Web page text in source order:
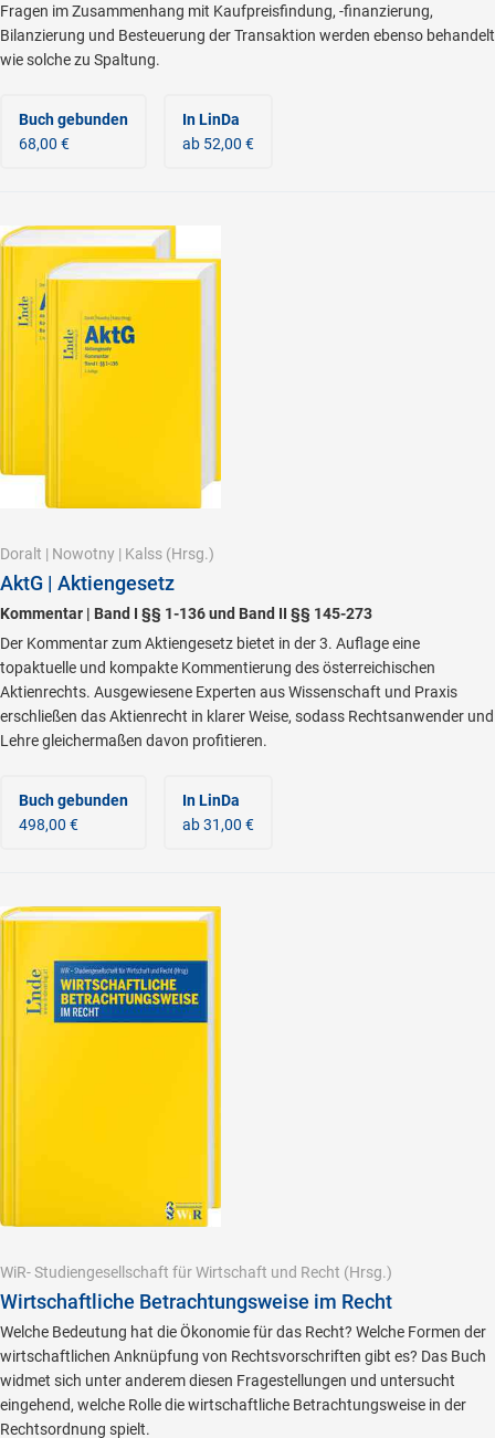
Fragen im Zusammenhang mit Kaufpreisfindung, -finanzierung,
Bilanzierung und Besteuerung der Transaktion werden ebenso behandelt
wie solche zu Spaltung.
Buch gebunden
68,00 €
In LinDa
ab 52,00 €
Doralt | Nowotny | Kalss (Hrsg.)
AktG | Aktiengesetz
Kommentar | Band I §§ 1-136 und Band II §§ 145-273
Der Kommentar zum Aktiengesetz bietet in der 3. Auflage eine
topaktuelle und kompakte Kommentierung des österreichischen
Aktienrechts. Ausgewiesene Experten aus Wissenschaft und Praxis
erschließen das Aktienrecht in klarer Weise, sodass Rechtsanwender und
Lehre gleichermaßen davon profitieren.
Buch gebunden
498,00 €
In LinDa
ab 31,00 €
WiR- Studiengesellschaft für Wirtschaft und Recht (Hrsg.)
Wirtschaftliche Betrachtungsweise im Recht
Welche Bedeutung hat die Ökonomie für das Recht? Welche Formen der
wirtschaftlichen Anknüpfung von Rechtsvorschriften gibt es? Das Buch
widmet sich unter anderem diesen Fragestellungen und untersucht
eingehend, welche Rolle die wirtschaftliche Betrachtungsweise in der
Rechtsordnung spielt.